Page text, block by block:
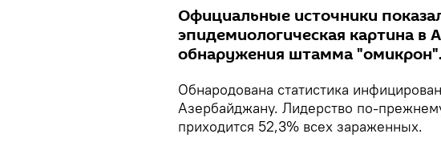
Официальные источники
эпидемиологическая картина в
обнаружения штамма "омикрон".
Обнародована статистика
Азербайджану. Лидерство по-
приходится 52,3% всех зараженных.